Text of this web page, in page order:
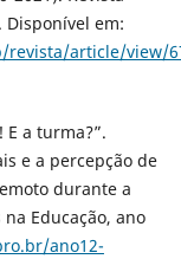
Disponível em:
article/view/
E a turma?”.
e a percepção de
durante a
Educação, ano
ano12-